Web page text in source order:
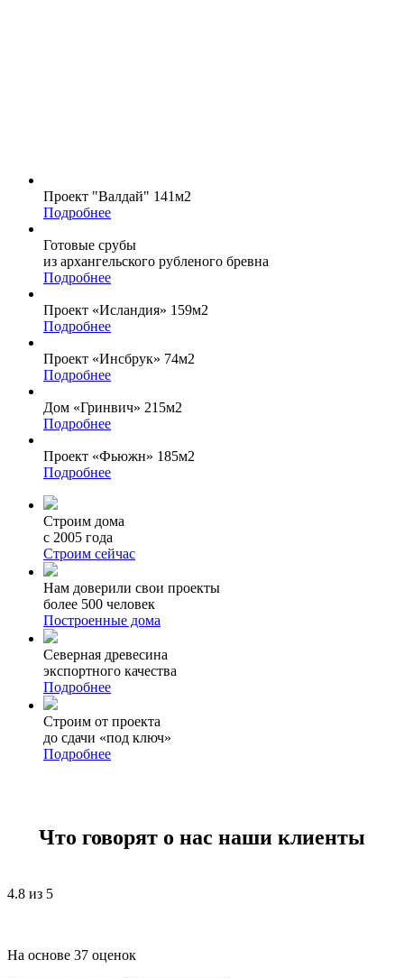
Готовые срубы
из архангельского рубленого бревна
Подробнее
Проект «Исландия» 159м2
Подробнее
Проект «Инсбрук» 74м2
Подробнее
Дом «Гринвич» 215м2
Подробнее
Проект «Фьюжн» 185м2
Подробнее
Строим дома
с 2005 года
Строим сейчас
Нам доверили свои проекты
более 500 человек
Построенные дома
Северная древесина
экспортного качества
Подробнее
Строим от проекта
до сдачи «под ключ»
Подробнее
Что говорят о нас наши клиенты
4.8 из 5
На основе 37 оценок